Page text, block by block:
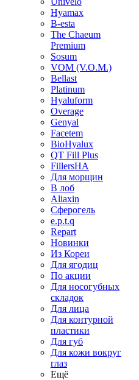
Hyamax
B-esta
The Chaeum
Premium
Sosum
VOM (V.O.M.)
Bellast
Platinum
Hyaluform
Overage
Genyal
Facetem
BioHyalux
QT Fill Plus
FillersHA
Для морщин
В лоб
Aliaxin
Сферогель
e.p.t.q
Repart
Новинки
Из Кореи
Для ягодиц
По акции
Для носогубных
складок
Для лица
Для контурной
пластики
Для губ
Для кожи вокруг
глаз
Ещё